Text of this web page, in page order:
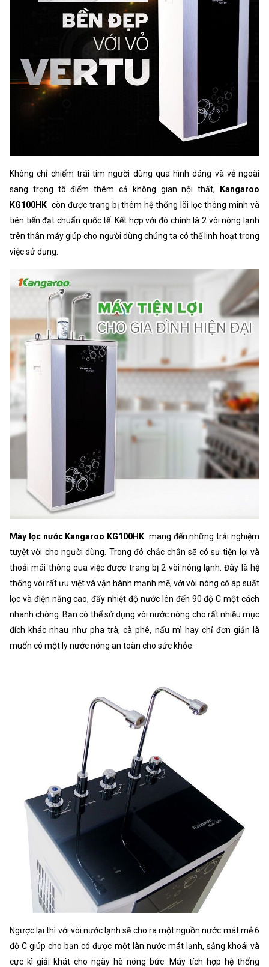
Không chỉ chiếm trái tim người dùng qua hình dáng và vẻ ngoài
sang trọng tô điểm thêm cả không gian nội thất, Kangaroo
KG100HK còn được trang bị thêm hệ thống lõi lọc thông minh và
tiên tiến đạt chuẩn quốc tế. Kết hợp với đó chính là 2 vòi nóng lạnh
trên thân máy giúp cho người dùng chúng ta có thể linh hoạt trong
việc sử dụng.
Máy lọc nước Kangaroo KG100HK mang đến những trải nghiệm
tuyệt vời cho người dùng. Trong đó chắc chắn sẽ có sự tiện lợi và
thoải mái thông qua việc được trang bị 2 vòi nóng lạnh. Đây là hệ
thống vòi rất ưu việt và vận hành mạnh mẽ, với vòi nóng có áp suất
lọc và điện năng cao, đẩy nhiệt độ nước lên đến 90 độ C một cách
nhanh chóng. Bạn có thể sử dụng vòi nước nóng cho rất nhiều mục
đích khác nhau như pha trà, cà phê, nấu mì hay chỉ đơn giản là
muốn có một ly nước nóng an toàn cho sức khỏe.
Ngược lại thì với vòi nước lạnh sẽ cho ra một nguồn nước mát mẻ 6
độ C giúp cho bạn có được một làn nước mát lạnh, sảng khoái và
cực kì giải khát cho ngày hè nóng bức. Máy tích hợp hệ thống